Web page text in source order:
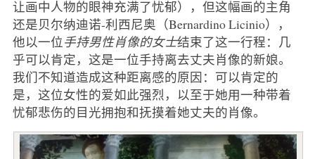
让画中人物的眼神充满了忧郁），但这幅画的主角
还是贝尔纳迪诺-利西尼奥（Bernardino Licinio），
他以一位手持男性肖像的女士结束了这一行程：几
乎可以肯定，这是一位手持离去丈夫肖像的新娘。
我们不知道造成这种距离感的原因：可以肯定的
是，这位女性的爱如此强烈，以至于她用一种带着
忧郁悲伤的目光拥抱和抚摸着她丈夫的肖像。